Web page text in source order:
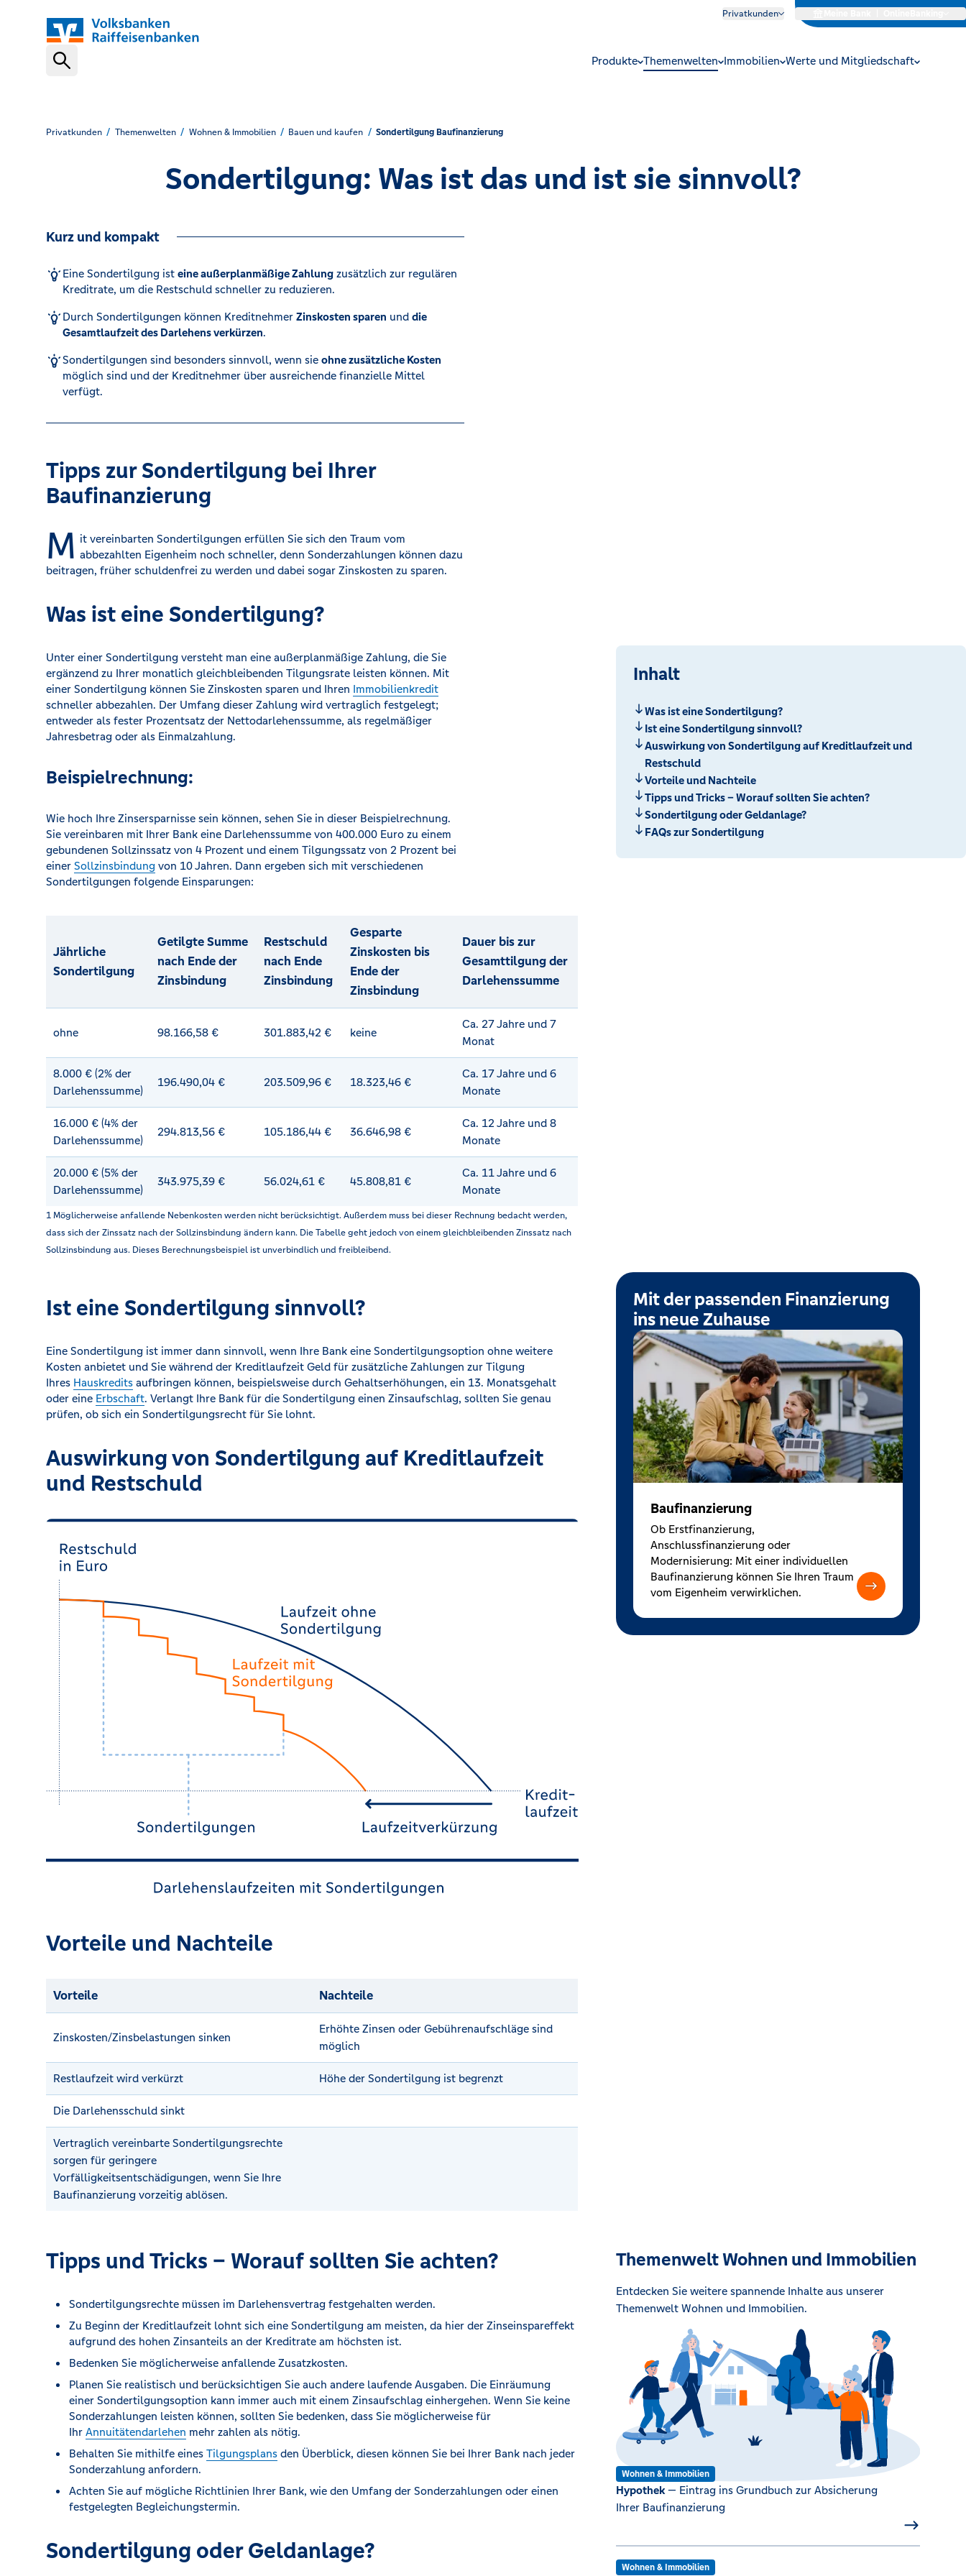
Privatkunden
VR Banking App
Karte sperren (116 116)
Kreditrechner
Produkte Themenwelten Immobilien Werte und Mitgliedschaft
Privatkunden Themenwelten Wohnen & Immobilien Bauen und kaufen Sondertilgung Baufinanzierung
Sondertilgung: Was ist das und ist sie sinnvoll?
Kurz und kompakt
Eine Sondertilgung isteine außerplanmäßige Zahlung zusätzlich zur regulären
Kreditrate, um die Restschuld schneller zu reduzieren. ​
Durch Sondertilgungen können KreditnehmerZinskosten sparen unddie
Gesamtlaufzeit des Darlehens verkürzen.
Sondertilgungen sind besonders sinnvoll, wenn sieohne zusätzliche Kosten
möglich sind und der Kreditnehmer über ausreichende finanzielle Mittel
verfügt. ​
Inhalt
Was ist eine Sondertilgung?
Ist eine Sondertilgung sinnvoll?
Auswirkung von Sondertilgung auf Kreditlaufzeit und
Restschuld
Vorteile und Nachteile
Tipps und Tricks – Worauf sollten Sie achten?
Sondertilgung oder Geldanlage?
FAQs zur Sondertilgung
Tipps zur Sondertilgung bei Ihrer
Baufinanzierung
M it vereinbarten Sondertilgungen erfüllen Sie sich den Traum vom
abbezahlten Eigenheim noch schneller, denn Sonderzahlungen können dazu
beitragen, früher schuldenfrei zu werden und dabei sogar Zinskosten zu sparen.
Was ist eine Sondertilgung?
Unter einer Sondertilgung versteht man eine außerplanmäßige Zahlung, die Sie
ergänzend zu Ihrer monatlich gleichbleibenden Tilgungsrate leisten können. Mit
einer Sondertilgung können Sie Zinskosten sparen und Ihren Immobilienkredit
schneller abbezahlen. Der Umfang dieser Zahlung wird vertraglich festgelegt;
entweder als fester Prozentsatz der Nettodarlehenssumme, als regelmäßiger
Jahresbetrag oder als Einmalzahlung.
Beispielrechnung:
Wie hoch Ihre Zinsersparnisse sein können, sehen Sie in dieser Beispielrechnung.
Sie vereinbaren mit Ihrer Bank eine Darlehenssumme von 400.000 Euro zu einem
gebundenen Sollzinssatz von 4 Prozent und einem Tilgungssatz von 2 Prozent bei
einer Sollzinsbindung von 10 Jahren. Dann ergeben sich mit verschiedenen
Sondertilgungen folgende Einsparungen:
Jährliche
Sondertilgung
Getilgte Summe
nach Ende der
Zinsbindung
Restschuld
nach Ende
Zinsbindung
Gesparte
Zinskosten bis
Ende der
Zinsbindung
Dauer bis zur
Gesamttilgung der
Darlehenssumme
ohne 98.166,58 € 301.883,42 € keine
Ca. 27 Jahre und 7
Monat
8.000 € (2% der
Darlehenssumme)
196.490,04 € 203.509,96 € 18.323,46 €
Ca. 17 Jahre und 6
Monate
16.000 € (4% der
Darlehenssumme)
294.813,56 € 105.186,44 € 36.646,98 €
Ca. 12 Jahre und 8
Monate
20.000 € (5% der
Darlehenssumme)
343.975,39 € 56.024,61 € 45.808,81 €
Ca. 11 Jahre und 6
Monate
1 Möglicherweise anfallende Nebenkosten werden nicht berücksichtigt. Außerdem muss bei dieser Rechnung bedacht werden,
dass sich der Zinssatz nach der Sollzinsbindung ändern kann. Die Tabelle geht jedoch von einem gleichbleibenden Zinssatz nach
Sollzinsbindung aus. Dieses Berechnungsbeispiel ist unverbindlich und freibleibend.
Ist eine Sondertilgung sinnvoll?
Eine Sondertilgung ist immer dann sinnvoll, wenn Ihre Bank eine Sondertilgungsoption ohne weitere
Kosten anbietet und Sie während der Kreditlaufzeit Geld für zusätzliche Zahlungen zur Tilgung
Ihres Hauskredits aufbringen können, beispielsweise durch Gehaltserhöhungen, ein 13. Monatsgehalt
oder eine Erbschaft. Verlangt Ihre Bank für die Sondertilgung einen Zinsaufschlag, sollten Sie genau
prüfen, ob sich ein Sondertilgungsrecht für Sie lohnt.
Auswirkung von Sondertilgung auf Kreditlaufzeit
und Restschuld
Mit der passenden Finanzierung
ins neue Zuhause
Baufinanzierung
Ob Erstfinanzierung,
Anschlussfinanzierung oder
Modernisierung: Mit einer individuellen
Baufinanzierung können Sie Ihren Traum
vom Eigenheim verwirklichen.
Vorteile und Nachteile
Vorteile Nachteile
Zinskosten/Zinsbelastungen sinken
Erhöhte Zinsen oder Gebührenaufschläge sind
möglich
Restlaufzeit wird verkürzt Höhe der Sondertilgung ist begrenzt
Die Darlehensschuld sinkt
Vertraglich vereinbarte Sondertilgungsrechte
sorgen für geringere
Vorfälligkeitsentschädigungen, wenn Sie Ihre
Baufinanzierung vorzeitig ablösen.
Tipps und Tricks – Worauf sollten Sie achten?
Sondertilgungsrechte müssen im Darlehensvertrag festgehalten werden.
Zu Beginn der Kreditlaufzeit lohnt sich eine Sondertilgung am meisten, da hier der Zinseinspareffekt
aufgrund des hohen Zinsanteils an der Kreditrate am höchsten ist.
Bedenken Sie möglicherweise anfallende Zusatzkosten.
Planen Sie realistisch und berücksichtigen Sie auch andere laufende Ausgaben. Die Einräumung
einer Sondertilgungsoption kann immer auch mit einem Zinsaufschlag einhergehen. Wenn Sie keine
Sonderzahlungen leisten können, sollten Sie bedenken, dass Sie möglicherweise für
Ihr Annuitätendarlehen mehr zahlen als nötig.
Behalten Sie mithilfe eines Tilgungsplans den Überblick, diesen können Sie bei Ihrer Bank nach jeder
Sonderzahlung anfordern.
Achten Sie auf mögliche Richtlinien Ihrer Bank, wie den Umfang der Sonderzahlungen oder einen
festgelegten Begleichungstermin.
Sondertilgung oder Geldanlage?
Themenwelt Wohnen und Immobilien
Entdecken Sie weitere spannende Inhalte aus unserer
Themenwelt Wohnen und Immobilien.
Wohnen & Immobilien
Hypothek— Eintrag ins Grundbuch zur Absicherung
Ihrer Baufinanzierung
Wohnen & Immobilien